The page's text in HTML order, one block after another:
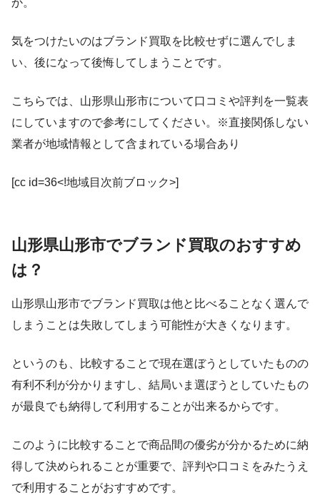
気をつけたいのはブランド買取を比較せずに選んでしま
い、後になって後悔してしまうことです。
こちらでは、山形県山形市について口コミや評判を一覧表
にしていますので参考にしてください。※直接関係しない
業者が地域情報として含まれている場合あり
[cc id=36<!地域目次前ブロック>]
山形県山形市でブランド買取のおすすめ
は？
山形県山形市でブランド買取は他と比べることなく選んで
しまうことは失敗してしまう可能性が大きくなります。
というのも、比較することで現在選ぼうとしていたものの
有利不利が分かりますし、結局いま選ぼうとしていたもの
が最良でも納得して利用することが出来るからです。
このように比較することで商品間の優劣が分かるために納
得して決められることが重要で、評判や口コミをみたうえ
で利用することがおすすめです。